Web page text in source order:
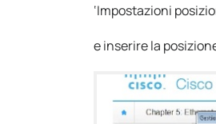
‘Impostazioni
e inserire la